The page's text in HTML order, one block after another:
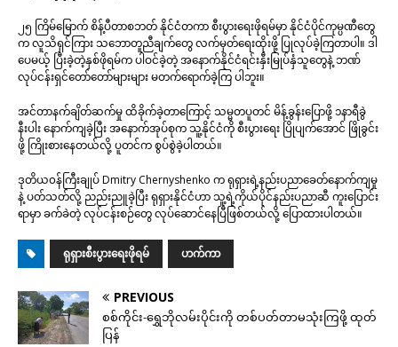
၂၅ ကြိမ်မြောက် စိန့်ပီတာစဘတ် နိုင်ငံတကာ စီးပွားရေးဖိုရမ်မှာ နိုင်ငံပိုင်ကုမ္ပဏီတွေ
က လူသိရှင်ကြား သဘောတူညီချက်တွေ လက်မှတ်ရေးထိုးဖို့ ပြုလုပ်ခဲ့ကြတာပါ။ ဒါ
ပေမယ့် ပြီးခဲ့တဲ့နှစ်ဖိုရမ်က ပါဝင်ခဲ့တဲ့ အနောက်နိုင်ငံရင်းနှီးမြုပ်နှံသူတွေနဲ့ ဘဏ်
လုပ်ငန်းရှင်တော်တော်များများ မတက်ရောက်ခဲ့ကြ ပါဘူး။
အင်တာနက်ချိတ်ဆက်မှု ထိခိုက်ခဲ့တာကြောင့် သမ္မတပူတင် မိန့်ခွန်းပြောဖို့ ၁နာရီခွဲ
နီးပါး နောက်ကျခဲ့ပြီး အနောက်အုပ်စုက သူ့နိုင်ငံကို စီးပွားရေး ပြိုပျက်အောင် ဖြိုခွင်း
ဖို့ ကြိုးစားနေတယ်လို့ ပူတင်က စွပ်စွဲခဲ့ပါတယ်။
ဒုတိယ၀န်ကြီးချုပ် Dmitry Chernyshenko က ရုရှားရဲ့နည်းပညာခေတ်နောက်ကျမှု
နဲ့ ပတ်သတ်လို့ ညည်းညူခဲ့ပြီး ရုရှားနိုင်ငံဟာ သူ့ရဲ့ကိုယ်ပိုင်နည်းပညာဆီ ကူးပြောင်း
ရာမှာ ခက်ခဲတဲ့ လုပ်ငန်းစဉ်တွေ လုပ်ဆောင်နေပြီဖြစ်တယ်လို့ ပြောထားပါတယ်။
ရုရှားစီးပွားရေးဖိုရမ် ဟက်ကာ
PREVIOUS
စစ်ကိုင်း-ရွှေဘိုလမ်းပိုင်းကို တစ်ပတ်တာမသုံးကြဖို့ ထုတ်
ပြန်